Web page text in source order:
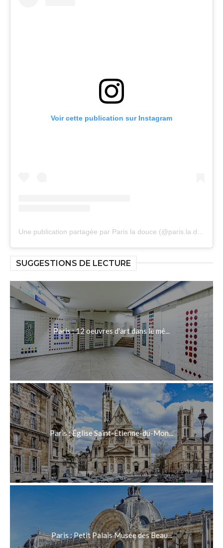
Voir cette publication sur Instagram
SUGGESTIONS DE LECTURE
Paris : 12 oeuvres d'art dans le mé...
Paris : Église Saint-Étienne-du-Mon...
Paris : Petit Palais Musée des Beau...